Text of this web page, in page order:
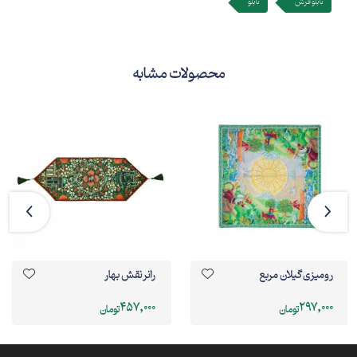
محصولات مشابه
رومیزی گیلان مربع
297,000تومان
رانر نقش بهار
457,000تومان